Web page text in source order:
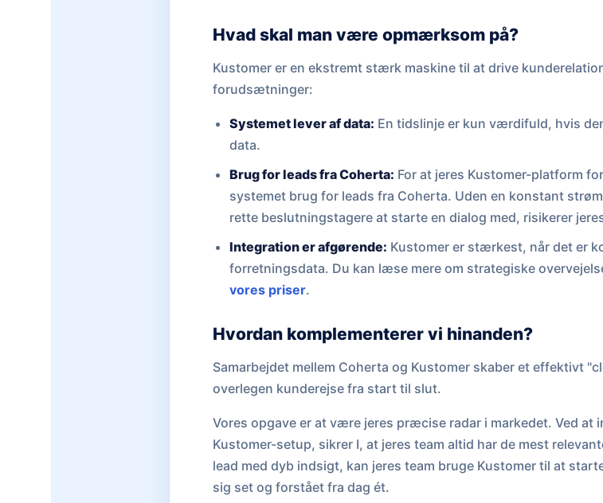
Hvad skal man være opmærksom på?
Kustomer er en ekstremt stærk maskine til at drive
forudsætninger:
Systemet lever af data: En tidslinje er kun værdifuld, hvis
data.
Brug for leads fra Coherta: For at jeres Kustomer-platform
systemet brug for leads fra Coherta. Uden en konstant
rette beslutningstagere at starte en dialog med, risikerer
Integration er afgørende: Kustomer er stærkest, når det er
forretningsdata. Du kan læse mere om strategiske
vores priser.
Hvordan komplementerer vi hinanden?
Samarbejdet mellem Coherta og Kustomer skaber et effektivt
overlegen kunderejse fra start til slut.
Vores opgave er at være jeres præcise radar i markedet. Ved at
Kustomer-setup, sikrer I, at jeres team altid har de mest
lead med dyb indsigt, kan jeres team bruge Kustomer til at
sig set og forstået fra dag ét.